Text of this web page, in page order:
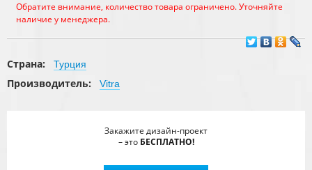
Обратите внимание, количество товара ограничено. Уточняйте
наличие у менеджера.
Страна: Турция
Производитель: Vitra
Закажите дизайн-проект
– это БЕСПЛАТНО!